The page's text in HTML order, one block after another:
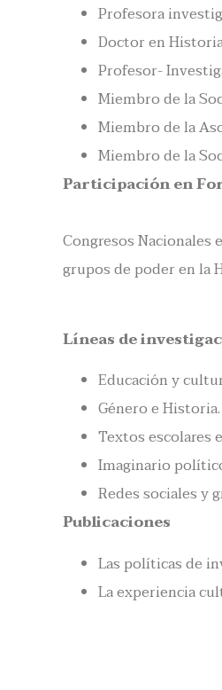
Profesora
Doctor en
Profesor-
Miembro de la
Miembro de la
Miembro de la
Participación en
Congresos
grupos de poder en la
Líneas de
Educación y
Género e Historia.
Textos escolares
Imaginario
Redes sociales y
Publicaciones
Las políticas de
La experiencia